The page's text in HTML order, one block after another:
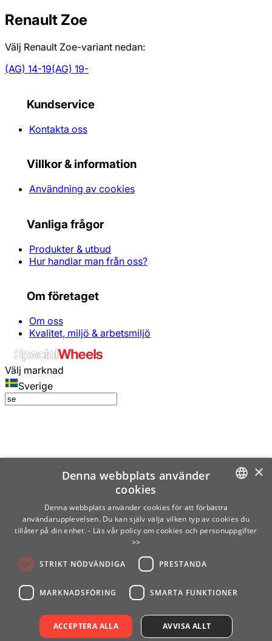
Renault Zoe
Välj Renault Zoe-variant nedan:
(AG) 14-19(AG) 19-
Kundservice
Kontakta oss
Villkor & information
Användning av cookies
Vanliga frågor
Produkter & utbud
Hur handlar man från oss?
Om företaget
Om oss
Kvalitet, miljö & arbetsmiljö
Välj marknad
Sverige
SWEDISH
×
Denna webbplats använder
cookies
Denna webbplats använder cookies för att förbättra
användarupplevelsen. Du kan själv välja vilken typ av cookies du
tillåter på din enhet. - Läs vår policy om cookies och personuppgifter
>>
STRIKT NÖDVÄNDIGA PRESTANDA
MARKNADSFÖRING SMARTA FUNKTIONER
ACCEPTERA ALLA AVVISA ALLT